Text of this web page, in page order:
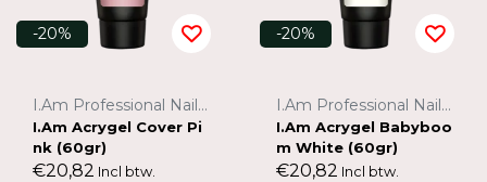
-20%
I.Am Professional Nail Systems
I.Am Acrygel Cover Pi
nk (60gr)
€20,82 Incl btw.
-20%
I.Am Professional Nail Systems
I.Am Acrygel Babyboo
m White (60gr)
€20,82 Incl btw.